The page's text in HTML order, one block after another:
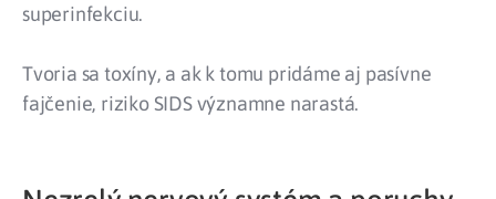
superinfekciu.
Tvoria sa toxíny, a ak k tomu pridáme aj pasívne
fajčenie, riziko SIDS významne narastá.